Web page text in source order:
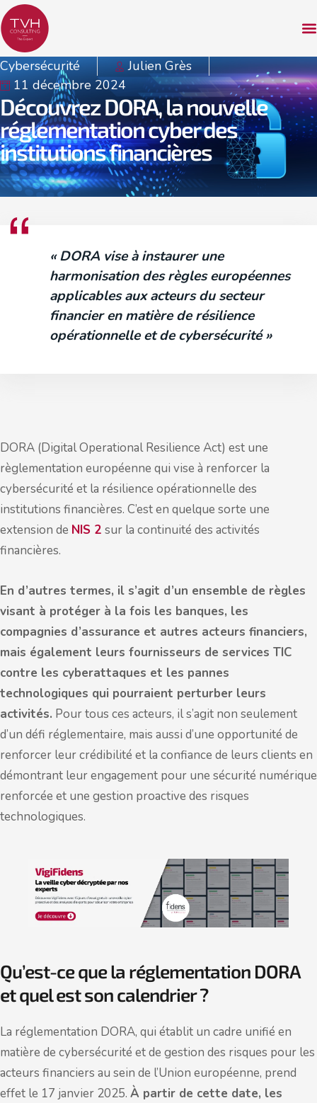
Cybersécurité
Julien Grès
11 décembre 2024
Découvrez DORA, la nouvelle
réglementation cyber des
institutions financières
« DORA vise à instaurer une
harmonisation des règles européennes
applicables aux acteurs du secteur
financier en matière de résilience
opérationnelle et de cybersécurité »
DORA (Digital Operational Resilience Act) est une
règlementation européenne qui vise à renforcer la
cybersécurité et la résilience opérationnelle des
institutions financières. C’est en quelque sorte une
extension de NIS 2 sur la continuité des activités
financières.
En d’autres termes, il s’agit d’un ensemble de règles
visant à protéger à la fois les banques, les
compagnies d’assurance et autres acteurs financiers,
mais également leurs fournisseurs de services TIC
contre les cyberattaques et les pannes
technologiques qui pourraient perturber leurs
activités. Pour tous ces acteurs, il s’agit non seulement
d’un défi réglementaire, mais aussi d’une opportunité de
renforcer leur crédibilité et la confiance de leurs clients en
démontrant leur engagement pour une sécurité numérique
renforcée et une gestion proactive des risques
technologiques.
Qu’est-ce que la réglementation DORA
et quel est son calendrier ?
La réglementation DORA, qui établit un cadre unifié en
matière de cybersécurité et de gestion des risques pour les
acteurs financiers au sein de l’Union européenne, prend
effet le 17 janvier 2025. À partir de cette date, les